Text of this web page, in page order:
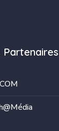
Partenaires